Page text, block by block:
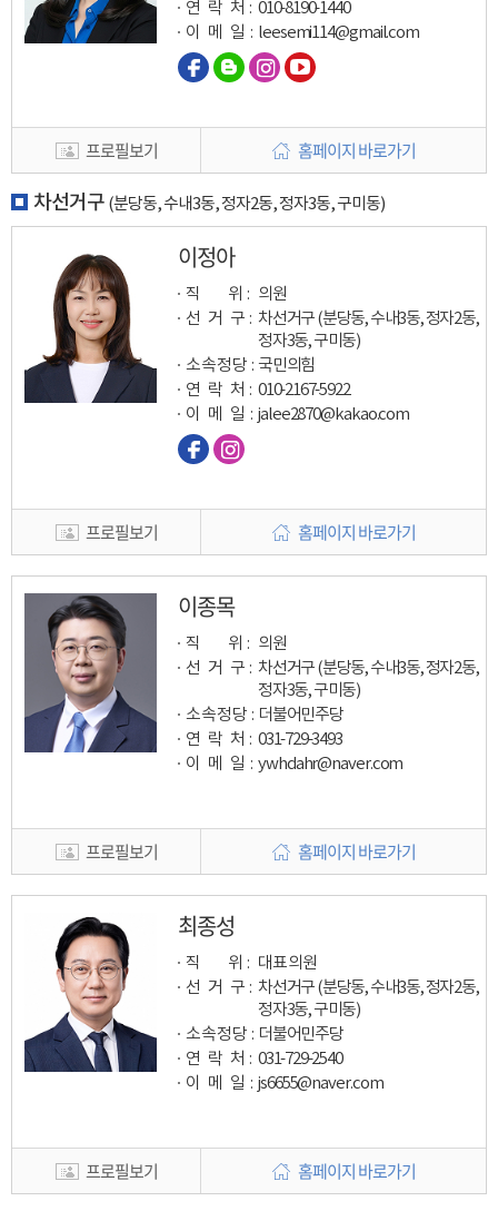
연 락 처 : 010-8190-1440
이 메 일 : leesemi114@gmail.com
프로필보기 홈페이지 바로가기
차선거구 (분당동, 수내3동, 정자2동, 정자3동, 구미동)
이정아
직 위 : 의원
선 거 구 : 차선거구 (분당동, 수내3동, 정자2동,
정자3동, 구미동)
소속정당 : 국민의힘
연 락 처 : 010-2167-5922
이 메 일 : jalee2870@kakao.com
프로필보기 홈페이지 바로가기
이종목
직 위 : 의원
선 거 구 : 차선거구 (분당동, 수내3동, 정자2동,
정자3동, 구미동)
소속정당 : 더불어민주당
연 락 처 : 031-729-3493
이 메 일 : ywhdahr@naver.com
프로필보기 홈페이지 바로가기
최종성
직 위 : 대표 의원
선 거 구 : 차선거구 (분당동, 수내3동, 정자2동,
정자3동, 구미동)
소속정당 : 더불어민주당
연 락 처 : 031-729-2540
이 메 일 : js6655@naver.com
프로필보기 홈페이지 바로가기